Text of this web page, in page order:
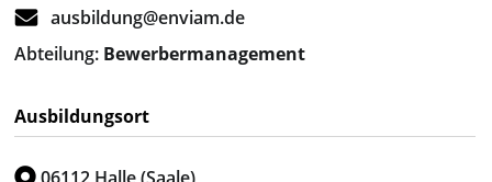
ausbildung@enviam.de
Abteilung: Bewerbermanagement
Ausbildungsort